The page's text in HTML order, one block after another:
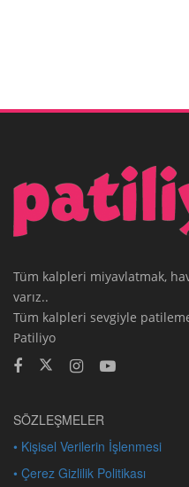
Tüm kalpleri miyavlatmak,
varız..
Tüm kalpleri sevgiyle
Patiliyo
SÖZLEŞMELER
• Kişisel Verilerin İşlenmesi
• Çerez Gizlilik Politikası